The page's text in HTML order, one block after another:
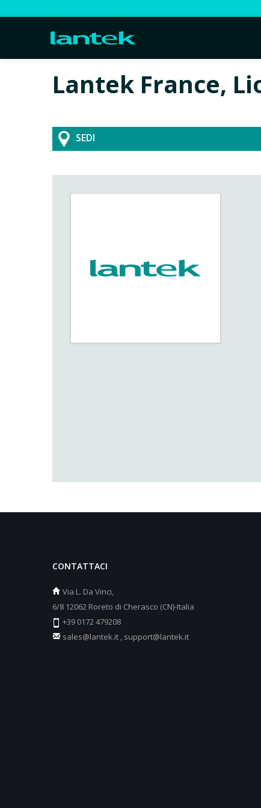
Lantek France,
SEDI
CONTATTACI
Via L. Da Vinci,
6/8 12062 Roreto di Cherasco (CN)-Italia
+39 0172 479208
sales@lantek.it , support@lantek.it